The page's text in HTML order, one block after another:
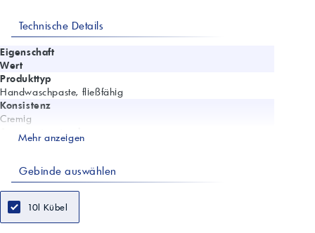
Technische Details
Eigenschaft
Wert
Produkttyp
Handwaschpaste, fließfähig
Konsistenz
Cremig
Aggregatzustand
Flüssig
Kosmetische Öle
Reibemittel
Polyurethane (kugelig, fein auspoliert)
Lösemittelfrei
Ja
Mehr anzeigen
Gebinde auswählen
10l Kübel